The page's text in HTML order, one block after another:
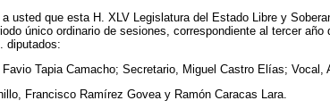
usted que esta H. XLV Legislatura del Estado Libre y
único ordinario de sesiones, correspondiente al tercer
diputados:
Tapia Camacho; Secretario, Miguel Castro Elías; Vocal,
Francisco Ramírez Govea y Ramón Caracas Lara.